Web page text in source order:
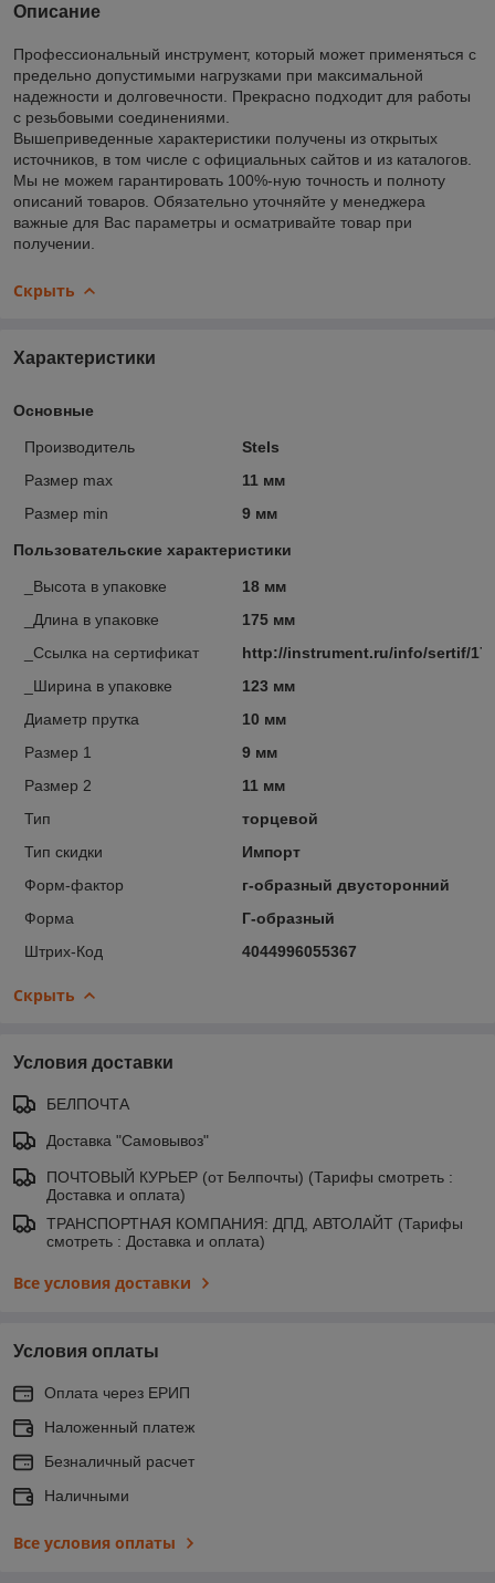
Описание
Профессиональный инструмент, который может применяться с
предельно допустимыми нагрузками при максимальной
надежности и долговечности. Прекрасно подходит для работы
с резьбовыми соединениями.
Вышеприведенные характеристики получены из открытых
источников, в том числе с официальных сайтов и из каталогов.
Мы не можем гарантировать 100%-ную точность и полноту
описаний товаров. Обязательно уточняйте у менеджера
важные для Вас параметры и осматривайте товар при
получении.
Скрыть
Характеристики
Основные
Производитель
Stels
Размер max
11 мм
Размер min
9 мм
Пользовательские характеристики
_Высота в упаковке
18 мм
_Длина в упаковке
175 мм
_Ссылка на сертификат
http://instrument.ru/info/sertif/
_Ширина в упаковке
123 мм
Диаметр прутка
10 мм
Размер 1
9 мм
Размер 2
11 мм
Тип
торцевой
Тип скидки
Импорт
Форм-фактор
г-образный двусторонний
Форма
Г-образный
Штрих-Код
4044996055367
Скрыть
Условия доставки
БЕЛПОЧТА
Доставка "Самовывоз"
ПОЧТОВЫЙ КУРЬЕР (от Белпочты) (Тарифы смотреть :
Доставка и оплата)
ТРАНСПОРТНАЯ КОМПАНИЯ: ДПД, АВТОЛАЙТ (Тарифы
смотреть : Доставка и оплата)
Все условия доставки
Условия оплаты
Оплата через ЕРИП
Наложенный платеж
Безналичный расчет
Наличными
Все условия оплаты